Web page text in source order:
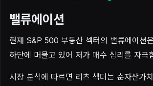
밸류에이션
현재 S&P 500 부동산 섹터의 밸류에이션
하단에 머물고 있어 저가 매수 심리를 자극
시장 분석에 따르면 리츠 섹터는 순자산가